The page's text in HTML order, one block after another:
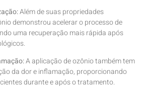
Além de suas propriedades
demonstrou acelerar o processo de
uma recuperação mais rápida após
A aplicação de ozônio também tem
da dor e inflamação, proporcionando
durante e após o tratamento.